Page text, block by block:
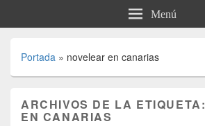
Menú
Portada » novelear en canarias
ARCHIVOS DE LA ETIQUETA:
EN CANARIAS